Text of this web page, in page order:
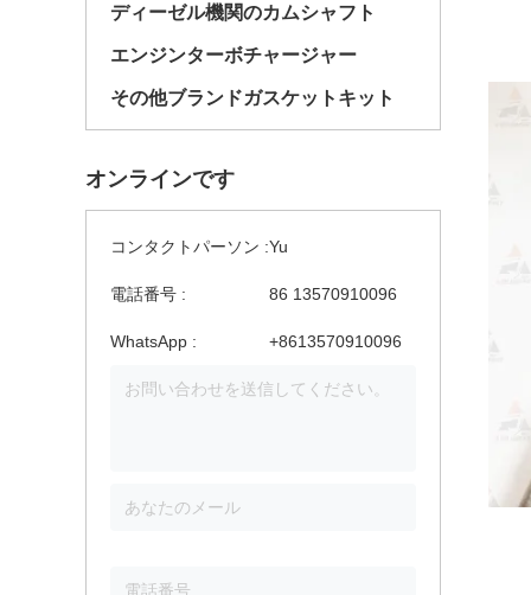
ディーゼル機関のカムシャフト
エンジンターボチャージャー
その他ブランドガスケットキット
オンラインです
コンタクトパーソン :Yu
電話番号 : 86 13570910096
WhatsApp : +8613570910096